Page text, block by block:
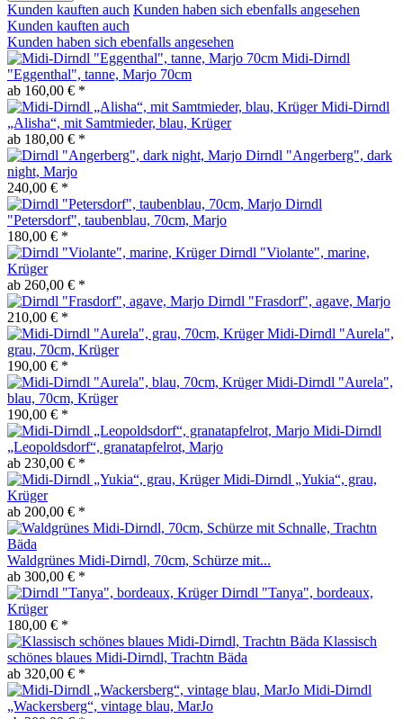
Kunden kauften auch Kunden haben sich ebenfalls angesehen
Kunden kauften auch
Kunden haben sich ebenfalls angesehen
Midi-Dirndl
"Eggenthal", tanne, Marjo 70cm
ab 160,00 € *
Midi-Dirndl
„Alisha“, mit Samtmieder, blau, Krüger
ab 180,00 € *
Dirndl "Angerberg", dark
night, Marjo
240,00 € *
Dirndl
"Petersdorf", taubenblau, 70cm, Marjo
180,00 € *
Dirndl "Violante", marine,
Krüger
ab 260,00 € *
Dirndl "Frasdorf", agave, Marjo
210,00 € *
Midi-Dirndl "Aurela",
grau, 70cm, Krüger
190,00 € *
Midi-Dirndl "Aurela",
blau, 70cm, Krüger
190,00 € *
Midi-Dirndl
„Leopoldsdorf“, granatapfelrot, Marjo
ab 230,00 € *
Midi-Dirndl „Yukia“, grau,
Krüger
ab 200,00 € *
Waldgrünes Midi-Dirndl, 70cm, Schürze mit...
ab 300,00 € *
Dirndl "Tanya", bordeaux,
Krüger
180,00 € *
Klassisch
schönes blaues Midi-Dirndl, Trachtn Bäda
ab 320,00 € *
Midi-Dirndl
„Wackersberg“, vintage blau, MarJo